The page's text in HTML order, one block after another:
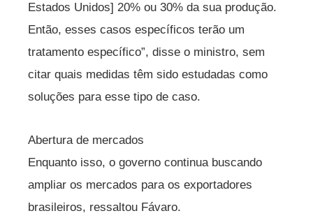
Estados Unidos] 20% ou 30% da sua produção.
Então, esses casos específicos terão um
tratamento específico”, disse o ministro, sem
citar quais medidas têm sido estudadas como
soluções para esse tipo de caso.
Abertura de mercados
Enquanto isso, o governo continua buscando
ampliar os mercados para os exportadores
brasileiros, ressaltou Fávaro.